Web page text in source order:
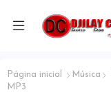
Página inicial Música
MP3